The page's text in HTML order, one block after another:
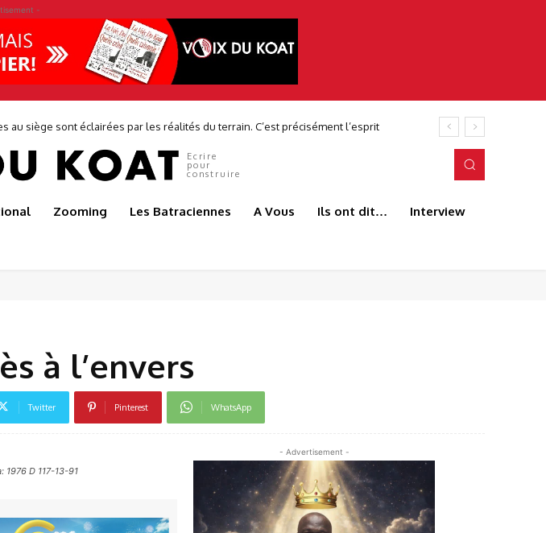
-
Ecrire
pour
construire
Zooming Les Batraciennes A Vous Ils ont dit… Interview
à l’envers
Twitter Pinterest WhatsApp
1976 D 117-13-91
- Advertisement -